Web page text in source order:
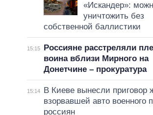
«Искандер»:
уничтожить без
собственной баллистики
15:15
Россияне расстреляли
воина вблизи Мирного на
Донетчине – прокуратура
15:14
В Киеве вынесли приговор
взорвавшей авто военного
россиян